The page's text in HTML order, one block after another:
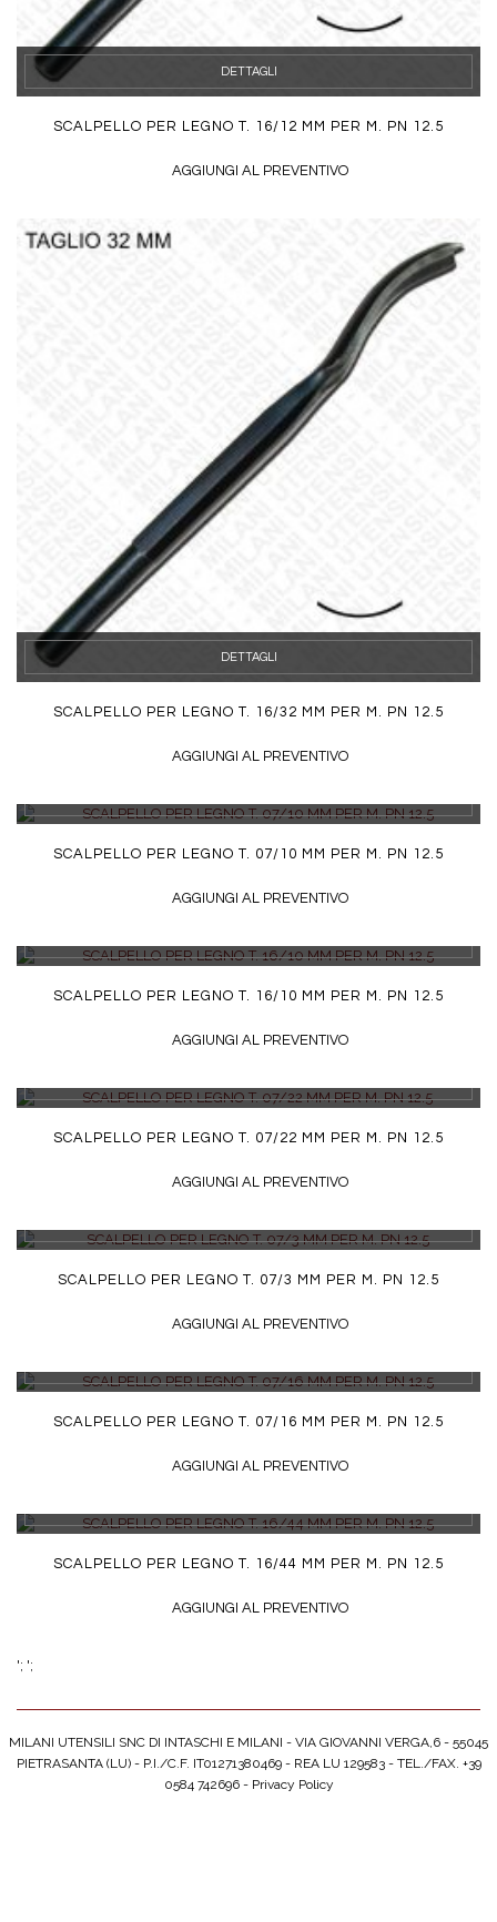
DETTAGLI
SCALPELLO PER LEGNO T. 16/12 MM PER M. PN 12.5
AGGIUNGI AL PREVENTIVO
DETTAGLI
SCALPELLO PER LEGNO T. 16/32 MM PER M. PN 12.5
AGGIUNGI AL PREVENTIVO
SCALPELLO PER LEGNO T. 07/10 MM PER M. PN 12.5
AGGIUNGI AL PREVENTIVO
SCALPELLO PER LEGNO T. 16/10 MM PER M. PN 12.5
AGGIUNGI AL PREVENTIVO
SCALPELLO PER LEGNO T. 07/22 MM PER M. PN 12.5
AGGIUNGI AL PREVENTIVO
SCALPELLO PER LEGNO T. 07/3 MM PER M. PN 12.5
AGGIUNGI AL PREVENTIVO
SCALPELLO PER LEGNO T. 07/16 MM PER M. PN 12.5
AGGIUNGI AL PREVENTIVO
SCALPELLO PER LEGNO T. 16/44 MM PER M. PN 12.5
AGGIUNGI AL PREVENTIVO
'; ';
MILANI UTENSILI SNC DI INTASCHI E MILANI - VIA GIOVANNI VERGA,6 - 55045
PIETRASANTA (LU) - P.I./C.F. IT01271380469 - REA LU 129583 - TEL./FAX. +39
0584 742696 - Privacy Policy